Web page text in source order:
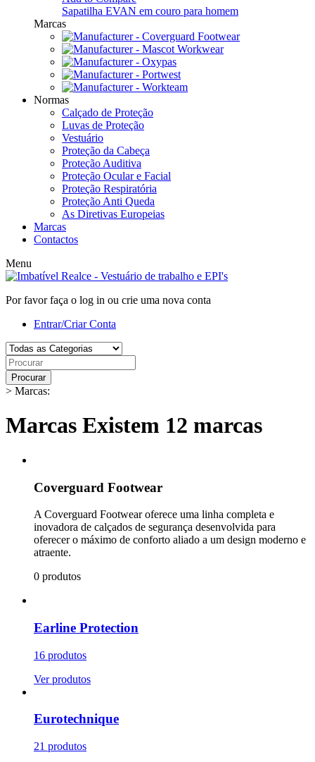
Sapatilha EVAN em couro para homem
Marcas
Normas
Calçado de Proteção
Luvas de Proteção
Vestuário
Proteção da Cabeça
Proteção Auditiva
Proteção Ocular e Facial
Proteção Respiratória
Proteção Anti Queda
As Diretivas Europeias
Marcas
Contactos
Menu
Por favor faça o log in ou crie uma nova conta
Entrar/Criar Conta
Procurar
> Marcas:
Marcas Existem 12 marcas
Coverguard Footwear
A Coverguard Footwear oferece uma linha completa e
inovadora de calçados de segurança desenvolvida para
oferecer o máximo de conforto aliado a um design moderno e
atraente.
0 produtos
Earline Protection
16 produtos
Ver produtos
Eurotechnique
21 produtos